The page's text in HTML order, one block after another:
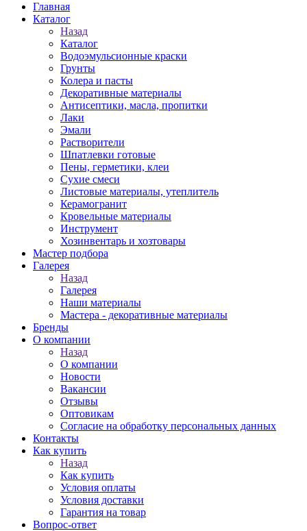
Главная
Каталог
Назад
Каталог
Водоэмульсионные краски
Грунты
Колера и пасты
Декоративные материалы
Антисептики, масла, пропитки
Лаки
Эмали
Растворители
Шпатлевки готовые
Пены, герметики, клеи
Сухие смеси
Листовые материалы, утеплитель
Керамогранит
Кровельные материалы
Инструмент
Хозинвентарь и хозтовары
Мастер подбора
Галерея
Назад
Галерея
Наши материалы
Мастера - декоративные материалы
Бренды
О компании
Назад
О компании
Новости
Вакансии
Отзывы
Оптовикам
Cогласие на обработку персональных данных
Контакты
Как купить
Назад
Как купить
Условия оплаты
Условия доставки
Гарантия на товар
Вопрос-ответ